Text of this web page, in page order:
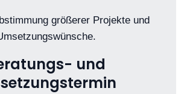
größerer Projekte und
und